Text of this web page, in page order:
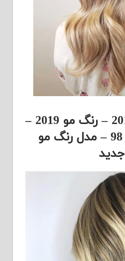
مدل رنگ مو 2019 – رنگ مو 2019 –
مدل رنگ مو 98 – مدل رنگ مو
جدید